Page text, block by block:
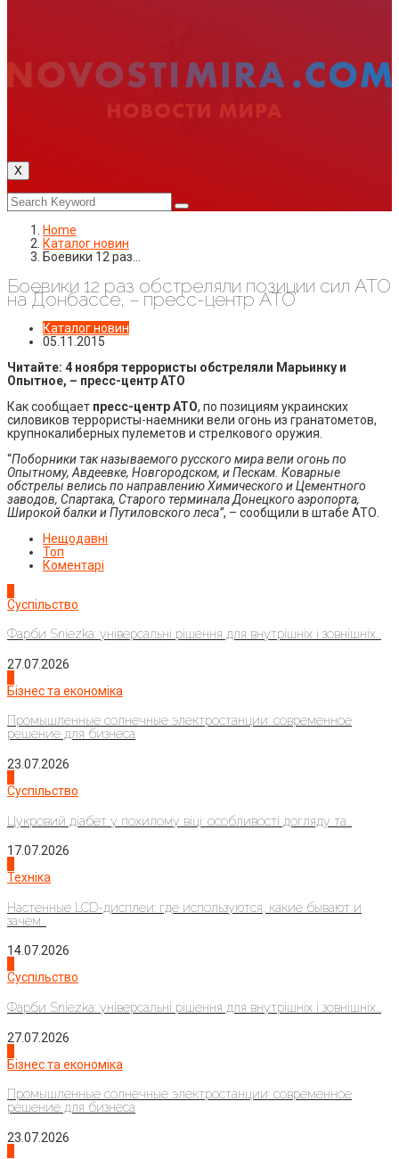
X
Home
Каталог новин
Боевики 12 раз…
Боевики 12 раз обстреляли позиции сил АТО
на Донбассе, – пресс-центр АТО
Каталог новин
05.11.2015
Читайте: 4 ноября террористы обстреляли Марьинку и
Опытное, – пресс-центр АТО
Как сообщает пресс-центр АТО, по позициям украинских
силовиков террористы-наемники вели огонь из гранатометов,
крупнокалиберных пулеметов и стрелкового оружия.
“Поборники так называемого русского мира вели огонь по
Опытному, Авдеевке, Новгородском, и Пескам. Коварные
обстрелы велись по направлению Химического и Цементного
заводов, Спартака, Старого терминала Донецкого аэропорта,
Широкой балки и Путиловского леса”, – сообщили в штабе АТО.
Нещодавні
Топ
Коментарі
Суспільство
Фарби Sniezka: універсальні рішення для внутрішніх і зовнішніх...
27.07.2026
Бізнес та економіка
Промышленные солнечные электростанции: современное
решение для бизнеса
23.07.2026
Суспільство
Цукровий діабет у похилому віці: особливості догляду та...
17.07.2026
Техніка
Настенные LCD-дисплеи: где используются, какие бывают и
зачем...
14.07.2026
Суспільство
Фарби Sniezka: універсальні рішення для внутрішніх і зовнішніх...
27.07.2026
Бізнес та економіка
Промышленные солнечные электростанции: современное
решение для бизнеса
23.07.2026